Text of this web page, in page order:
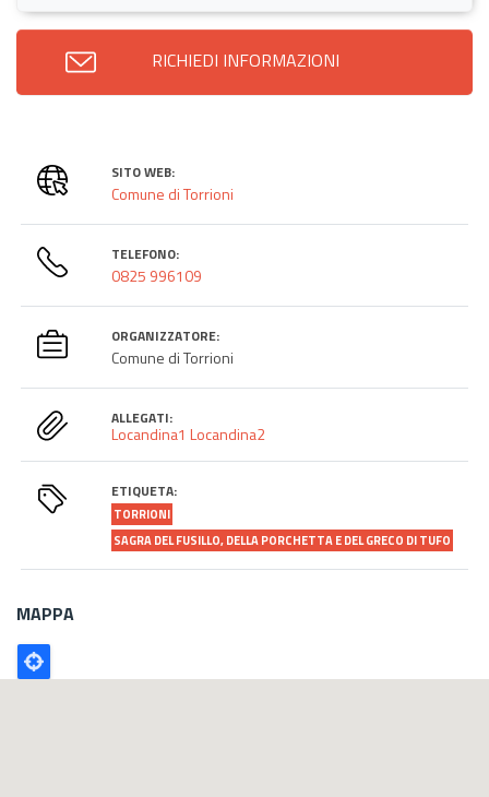
RICHIEDI INFORMAZIONI
SITO WEB:
Comune di Torrioni
TELEFONO:
0825 996109
ORGANIZZATORE:
Comune di Torrioni
ALLEGATI:
Locandina1Locandina2
ETIQUETA:
TORRIONI
SAGRA DEL FUSILLO, DELLA PORCHETTA E DEL GRECO DI TUFO
MAPPA
Poligono
GEO